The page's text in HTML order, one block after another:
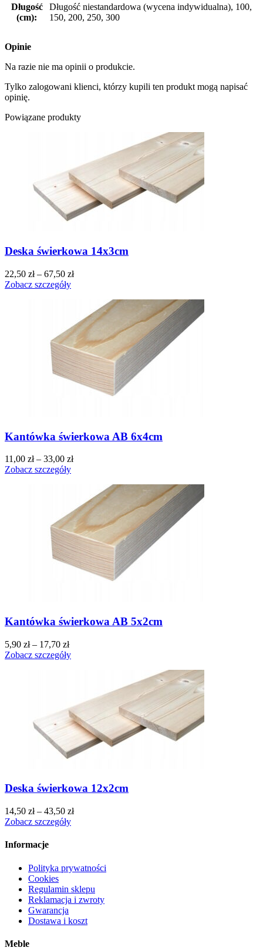
Długość
(cm):
Długość niestandardowa (wycena indywidualna), 100,
150, 200, 250, 300
Opinie
Na razie nie ma opinii o produkcie.
Tylko zalogowani klienci, którzy kupili ten produkt mogą napisać
opinię.
Powiązane produkty
Deska świerkowa 14x3cm
22,50 zł– 67,50 zł
Zobacz szczegóły
Kantówka świerkowa AB 6x4cm
11,00 zł– 33,00 zł
Zobacz szczegóły
Kantówka świerkowa AB 5x2cm
5,90 zł– 17,70 zł
Zobacz szczegóły
Deska świerkowa 12x2cm
14,50 zł– 43,50 zł
Zobacz szczegóły
Informacje
Polityka prywatności
Cookies
Regulamin sklepu
Reklamacja i zwroty
Gwarancja
Dostawa i koszt
Meble